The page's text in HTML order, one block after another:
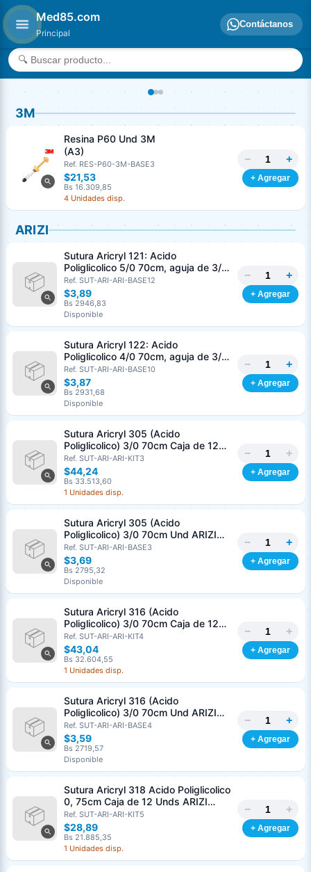
Med85.com
Principal
Contáctanos
3M
Resina P60 Und 3M
(A3)
Ref. RES-P60-3M-BASE3
$21,53
Bs 16.309,85
4 Unidades disp.
− +
+ Agregar
ARIZI
Sutura Aricryl 121: Acido
Poliglicolico 5/0 70cm, aguja de 3/8
Corte Inverso 19mm Und ARIZI
Absorbible
Ref. SUT-ARI-ARI-BASE12
$3,89
Bs 2946,83
Disponible
− +
+ Agregar
Sutura Aricryl 122: Acido
Poliglicolico 4/0 70cm, aguja de 3/8
Corte Inverso 19mm Und ARIZI
Absorbible
Ref. SUT-ARI-ARI-BASE10
$3,87
Bs 2931,68
Disponible
− +
+ Agregar
Sutura Aricryl 305 (Acido
Poliglicolico) 3/0 70cm Caja de 12
Unds ARIZI Aguja de 1/2 Circulo
Punta Conica 17mm
Ref. SUT-ARI-ARI-KIT3
$44,24
Bs 33.513,60
1 Unidades disp.
− +
+ Agregar
Sutura Aricryl 305 (Acido
Poliglicolico) 3/0 70cm Und ARIZI
Aguja de 1/2 Circulo Punta Conica
17mm
Ref. SUT-ARI-ARI-BASE3
$3,69
Bs 2795,32
Disponible
− +
+ Agregar
Sutura Aricryl 316 (Acido
Poliglicolico) 3/0 70cm Caja de 12
Unds ARIZI Aguja de 1/2 Circulo
Punta Conica 26mm
Ref. SUT-ARI-ARI-KIT4
$43,04
Bs 32.604,55
1 Unidades disp.
− +
+ Agregar
Sutura Aricryl 316 (Acido
Poliglicolico) 3/0 70cm Und ARIZI
Aguja de 1/2 Circulo Punta Conica
26mm
Ref. SUT-ARI-ARI-BASE4
$3,59
Bs 2719,57
Disponible
− +
+ Agregar
Sutura Aricryl 318 Acido Poliglicolico
0, 75cm Caja de 12 Unds ARIZI
Aguja de 1/2 Punta Cónica 26mm
Ref. SUT-ARI-ARI-KIT5
$28,89
Bs 21.885,35
1 Unidades disp.
− +
+ Agregar